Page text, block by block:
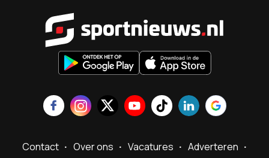
Contact Over ons Vacatures Adverteren